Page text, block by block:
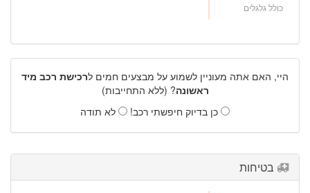
כולל גלגלים
היי, האם אתה מעוניין לשמוע על מבצעים חמים לרכישת רכב מיד
ראשונה? (ללא התחייבות)
כן בדיוק חיפשתי רכב!
לא תודה
בטיחות